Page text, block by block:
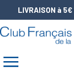
LIVRAISON à 5€